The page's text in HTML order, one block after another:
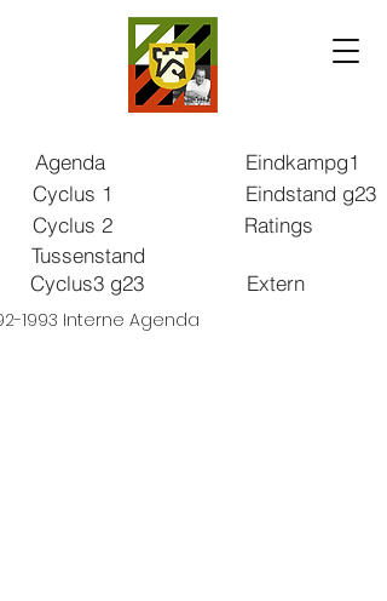
Agenda
Cyclus 1
Cyclus 2
Tussenstand
Cyclus3 g23
Eindkampg1
Eindstand g23
Ratings
Extern
1993 Interne Agenda